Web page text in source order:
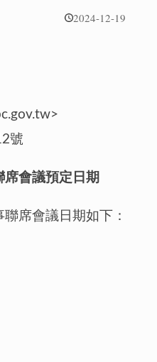
2024-12-19
號
會議預定日期
席會議日期如下：